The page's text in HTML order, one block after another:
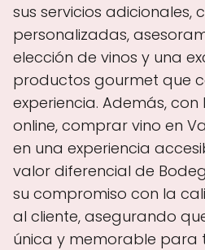
sus servicios adicionales,
personalizadas,
elección de vinos y una
productos gourmet que
experiencia. Además,
online, comprar vino en
en una experiencia
valor diferencial de
su compromiso con la
al cliente, asegurando
única y memorable para